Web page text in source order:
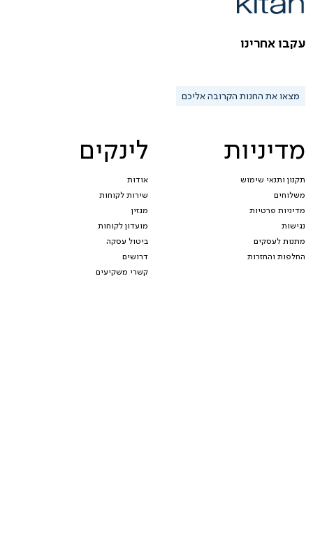
מדיניות
תקנון ותנאי שימוש
משלוחים
מדיניות פרטיות
נגישות
מתנות לעסקים
החלפות והחזרות
לינקים
אודות
שירות לקוחות
מגזין
מועדון לקוחות
ביטול עסקה
דרושים
קשרי משקיעים
עקבו אחרינו
מצאו את החנות הקרובה אליכם